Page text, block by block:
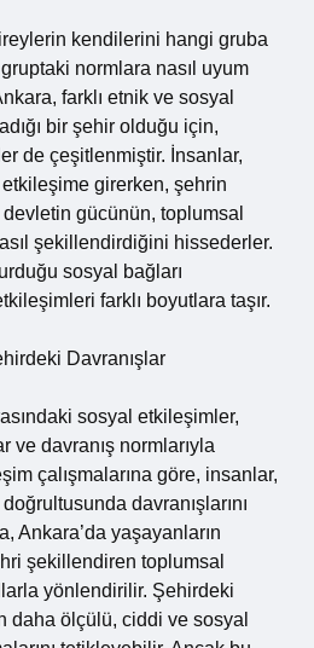
kendilerini hangi gruba
normlara nasıl uyum
farklı etnik ve sosyal
bir şehir olduğu için,
de çeşitlenmiştir. İnsanlar,
girerken, şehrin
devletin gücünün, toplumsal
şekillendirdiğini hissederler.
sosyal bağları
farklı boyutlara taşır.
Davranışlar
sosyal etkileşimler,
ve davranış normlarıyla
çalışmalarına göre, insanlar,
davranışlarını
Ankara’da yaşayanların
şekillendiren toplumsal
yönlendirilir. Şehirdeki
daha ölçülü, ciddi ve sosyal